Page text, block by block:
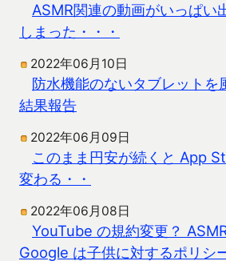
ASMR関連の動画がいっぱい
しまった・・・
2022年06月10日
防水機能のないタブレットを
結果報告
2022年06月09日
このまま円安が続くと App
変わる・・
2022年06月08日
YouTube の規約変更？
Google は子供に対するポリシ